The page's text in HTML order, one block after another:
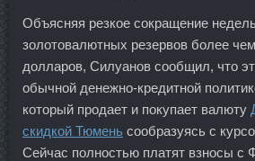
Объясняя резкое сокращение
золотовалютных резервов более
долларов, Силуанов сообщил, что
обычной денежно-кредитной
который продает и покупает валюту
скидкой Тюмень сообразуясь с
Сейчас полностью платят взносы с